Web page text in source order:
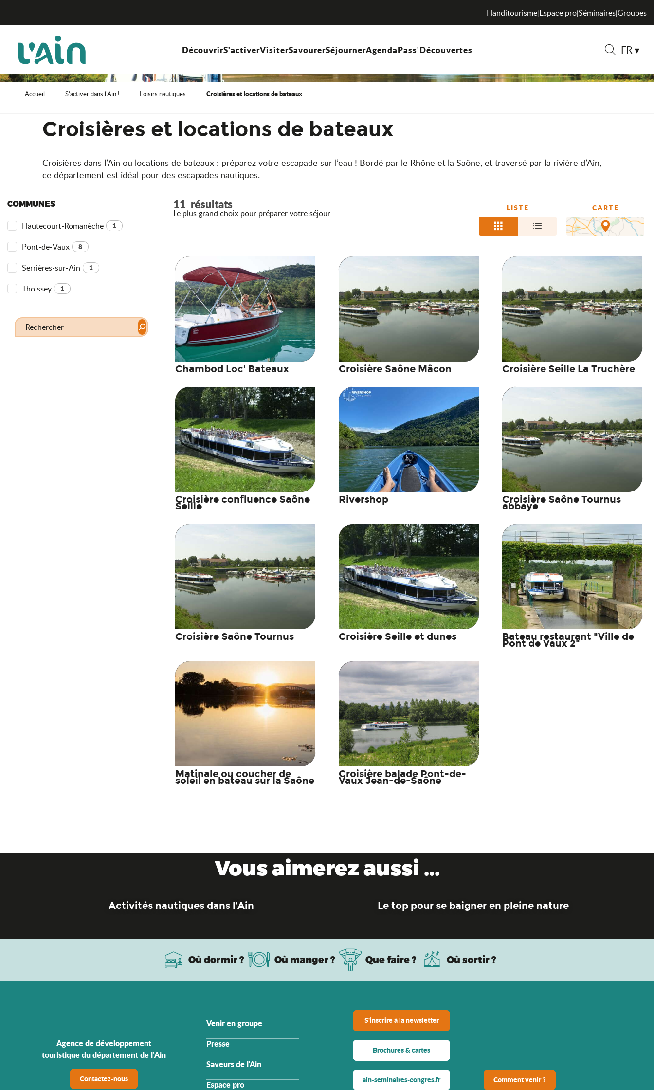
principal
FR
Handitourisme|Espace pro|Séminaires|Groupes
DécouvrirS'activerVisiterSavourerSéjournerAgendaPass'Découvertes
Accueil S’activer dans l’Ain ! Loisirs nautiques Croisières et locations de bateaux
Croisières et locations de bateaux
Croisières dans l’Ain ou locations de bateaux : préparez votre escapade sur l’eau ! Bordé par le Rhône et la Saône, et traversé par la rivière d’Ain,
ce département est idéal pour des escapades nautiques.
COMMUNES
Hautecourt-Romanèche 1
Pont-de-Vaux 8
Serrières-sur-Ain 1
Thoissey 1
11 résultats
Le plus grand choix pour préparer votre séjour
LISTE CARTE
Chambod Loc' Bateaux Croisière Saône Mâcon Croisière Seille La Truchère
Croisière confluence Saône
Seille
Rivershop Croisière Saône Tournus
abbaye
Croisière Saône Tournus Croisière Seille et dunes Bateau restaurant "Ville de
Pont de Vaux 2"
Matinale ou coucher de
soleil en bateau sur la Saône
Croisière balade Pont-de-
Vaux Jean-de-Saône
Vous aimerez aussi ...
Activités nautiques dans l’Ain Le top pour se baigner en pleine nature
Où dormir ? Où manger ? Que faire ? Où sortir ?
Agence de développement
touristique du département de l’Ain
Contactez-nous
Venir en groupe
Presse
Saveurs de l'Ain
Espace pro
S'inscrire à la newsletter
Brochures & cartes
ain-seminaires-congres.fr Comment venir ?